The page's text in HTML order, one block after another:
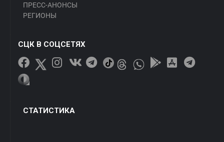
ПРЕСС-АНОНСЫ
РЕГИОНЫ
СЦК В СОЦСЕТЯХ
СТАТИСТИКА